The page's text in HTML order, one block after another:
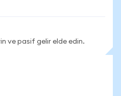
ve pasif gelir elde edin.